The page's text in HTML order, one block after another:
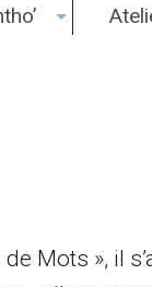
Mots », il